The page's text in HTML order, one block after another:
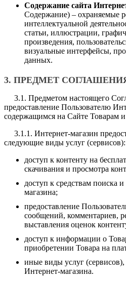
Содержание сайта
Содержание) – охраняемые
интеллектуальной
статьи, иллюстрации,
произведения,
визуальные интерфейсы,
данных.
3. ПРЕДМЕТ
3.1. Предметом настоящего
предоставление Пользователю
содержащимся на Сайте Товарам
3.1.1. Интернет-магазин
следующие виды услуг (сервисов):
доступ к контенту на
скачивания и просмотра
доступ к средствам поиска
магазина;
предоставление
сообщений, комментариев,
выставления оценок
доступ к информации о
приобретении Товара на
иные виды услуг
Интернет-магазина.